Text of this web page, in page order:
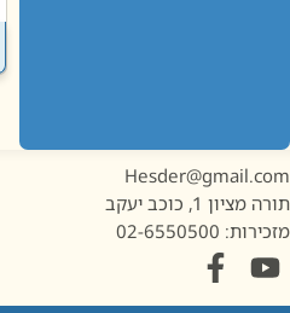
1, כוכב יעקב
02-6550500